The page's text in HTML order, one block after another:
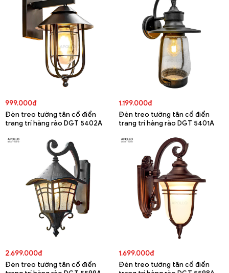
999.000đ
Đèn treo tường tân cổ điển
trang trí hàng rào DGT 5402A
1.199.000đ
Đèn treo tường tân cổ điển
trang trí hàng rào DGT 5401A
2.699.000đ
Đèn treo tường tân cổ điển
1.699.000đ
Đèn treo tường tân cổ điển